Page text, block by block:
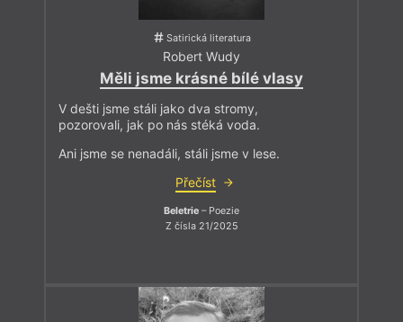
Satirická literatura
Robert Wudy
Měli jsme krásné bílé vlasy
V dešti jsme stáli jako dva stromy,
pozorovali, jak po nás stéká voda.
Ani jsme se nenadáli, stáli jsme v lese.
Přečíst
Beletrie – Poezie
Z čísla 21/2025